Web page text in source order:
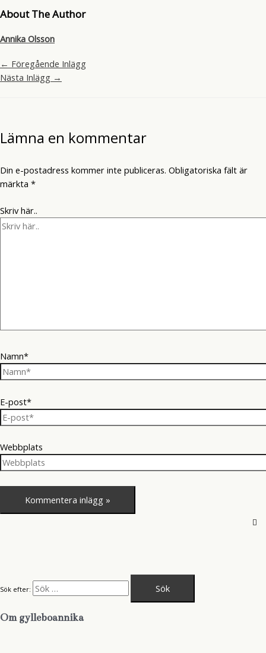
About The Author
Annika Olsson
← Föregående Inlägg
Nästa Inlägg →
Lämna en kommentar
Din e-postadress kommer inte publiceras. Obligatoriska fält är
märkta *
Skriv här..
Namn*
E-post*
Webbplats
Sök efter:
Om gylleboannika